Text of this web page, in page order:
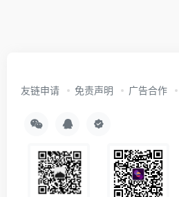
友链申请 免责声明 广告合作